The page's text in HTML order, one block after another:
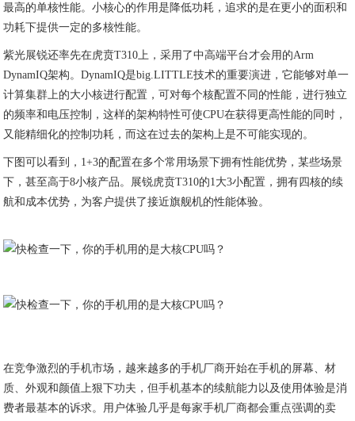
最高的单核性能。小核心的作用是降低功耗，追求的是在更小的面积和
功耗下提供一定的多核性能。
紫光展锐还率先在虎贲T310上，采用了中高端平台才会用的Arm
DynamIQ架构。DynamIQ是big.LITTLE技术的重要演进，它能够对单一
计算集群上的大小核进行配置，可对每个核配置不同的性能，进行独立
的频率和电压控制，这样的架构特性可使CPU在获得更高性能的同时，
又能精细化的控制功耗，而这在过去的架构上是不可能实现的。
下图可以看到，1+3的配置在多个常用场景下拥有性能优势，某些场景
下，甚至高于8小核产品。展锐虎贲T310的1大3小配置，拥有四核的续
航和成本优势，为客户提供了接近旗舰机的性能体验。
在竞争激烈的手机市场，越来越多的手机厂商开始在手机的屏幕、材
质、外观和颜值上狠下功夫，但手机基本的续航能力以及使用体验是消
费者最基本的诉求。用户体验几乎是每家手机厂商都会重点强调的卖